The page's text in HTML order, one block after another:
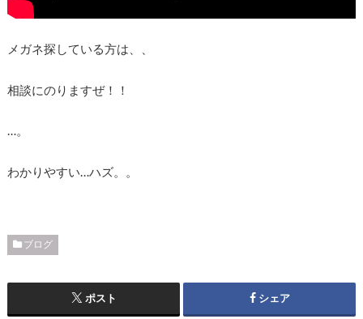
メガネ探している方は、、
相談にのりますぜ！！
…。
わかりやすい…ハズ。。
ブログ
ポスト シェア